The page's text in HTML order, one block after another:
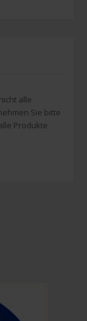
alle
Sie bitte
Produkte